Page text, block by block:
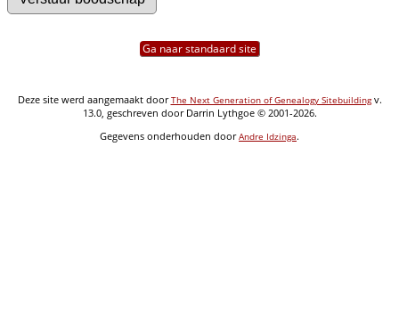
Ga naar standaard site
Deze site werd aangemaakt doorThe Next Generation of Genealogy Sitebuildingv.
13.0, geschreven door Darrin Lythgoe © 2001-2026.
Gegevens onderhouden doorAndre Idzinga.